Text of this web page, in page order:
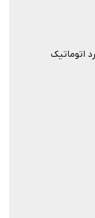
اتوماتیک​​​​​​​